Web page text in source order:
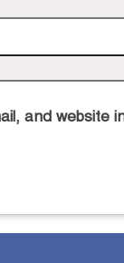
and website